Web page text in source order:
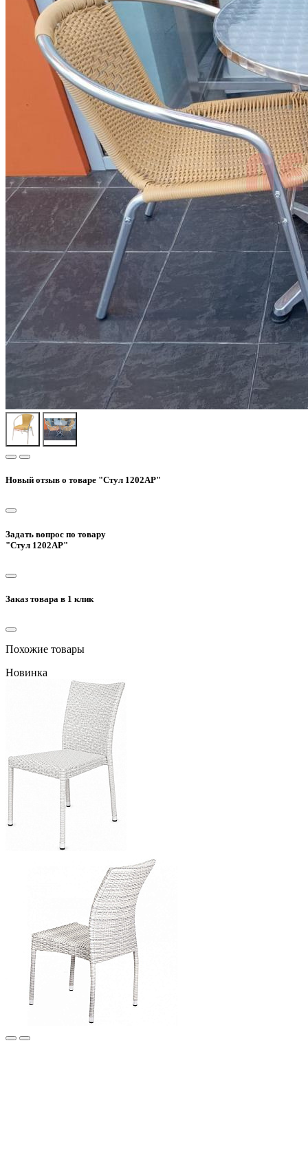
Новый отзыв о товаре "Стул 1202AP"
Задать вопрос по товару
"Стул 1202AP"
Заказ товара в 1 клик
Похожие товары
Новинка